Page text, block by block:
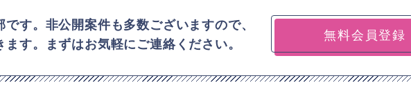
す。非公開案件も多数ございますので、
す。まずはお気軽にご連絡ください。
無料会員登録